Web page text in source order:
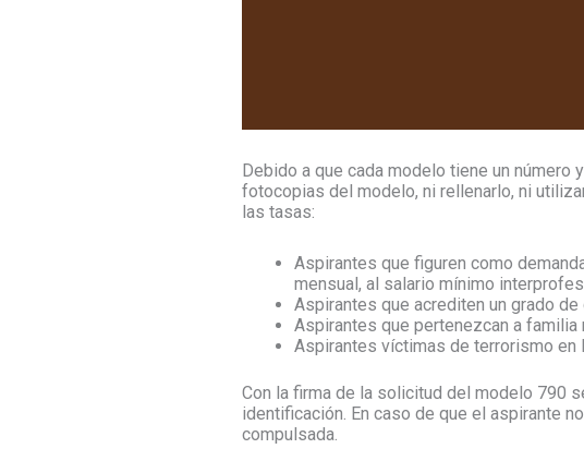
Debido a que cada modelo tiene un
fotocopias del modelo, ni rellenarlo, ni
las tasas:
Aspirantes que figuren como
mensual, al salario mínimo
Aspirantes que acrediten un grado
Aspirantes que pertenezcan a familia
Aspirantes víctimas de terrorismo
Con la firma de la solicitud del modelo 790
identificación. En caso de que el aspirante
compulsada.